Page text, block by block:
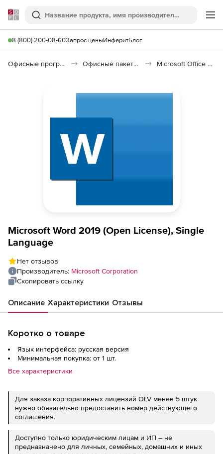
Softline
Поиск
8 (800) 200-08-60Запрос ценыИнферитБлог
Офисные программы Офисные пакеты Microsoft Office Microsoft Office Word 2021
Microsoft Word 2019 (Open License), Single
Language
Нет отзывов
Производитель: Microsoft Corporation
Скопировать ссылку
Описание Характеристики Отзывы
Коротко о товаре
Язык интерфейса: русская версия
Минимальная покупка: от 1 шт.
Все характеристики
Для заказа корпоративных лицензий OLV менее 5 штук
нужно обязательно предоставить номер действующего
соглашения.
Доступно только юридическим лицам и ИП – не
предназначено для личных, семейных, домашних и иных